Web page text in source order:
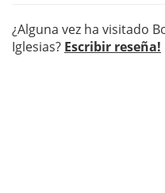
¿Alguna vez ha visitado
Iglesias? Escribir reseña!